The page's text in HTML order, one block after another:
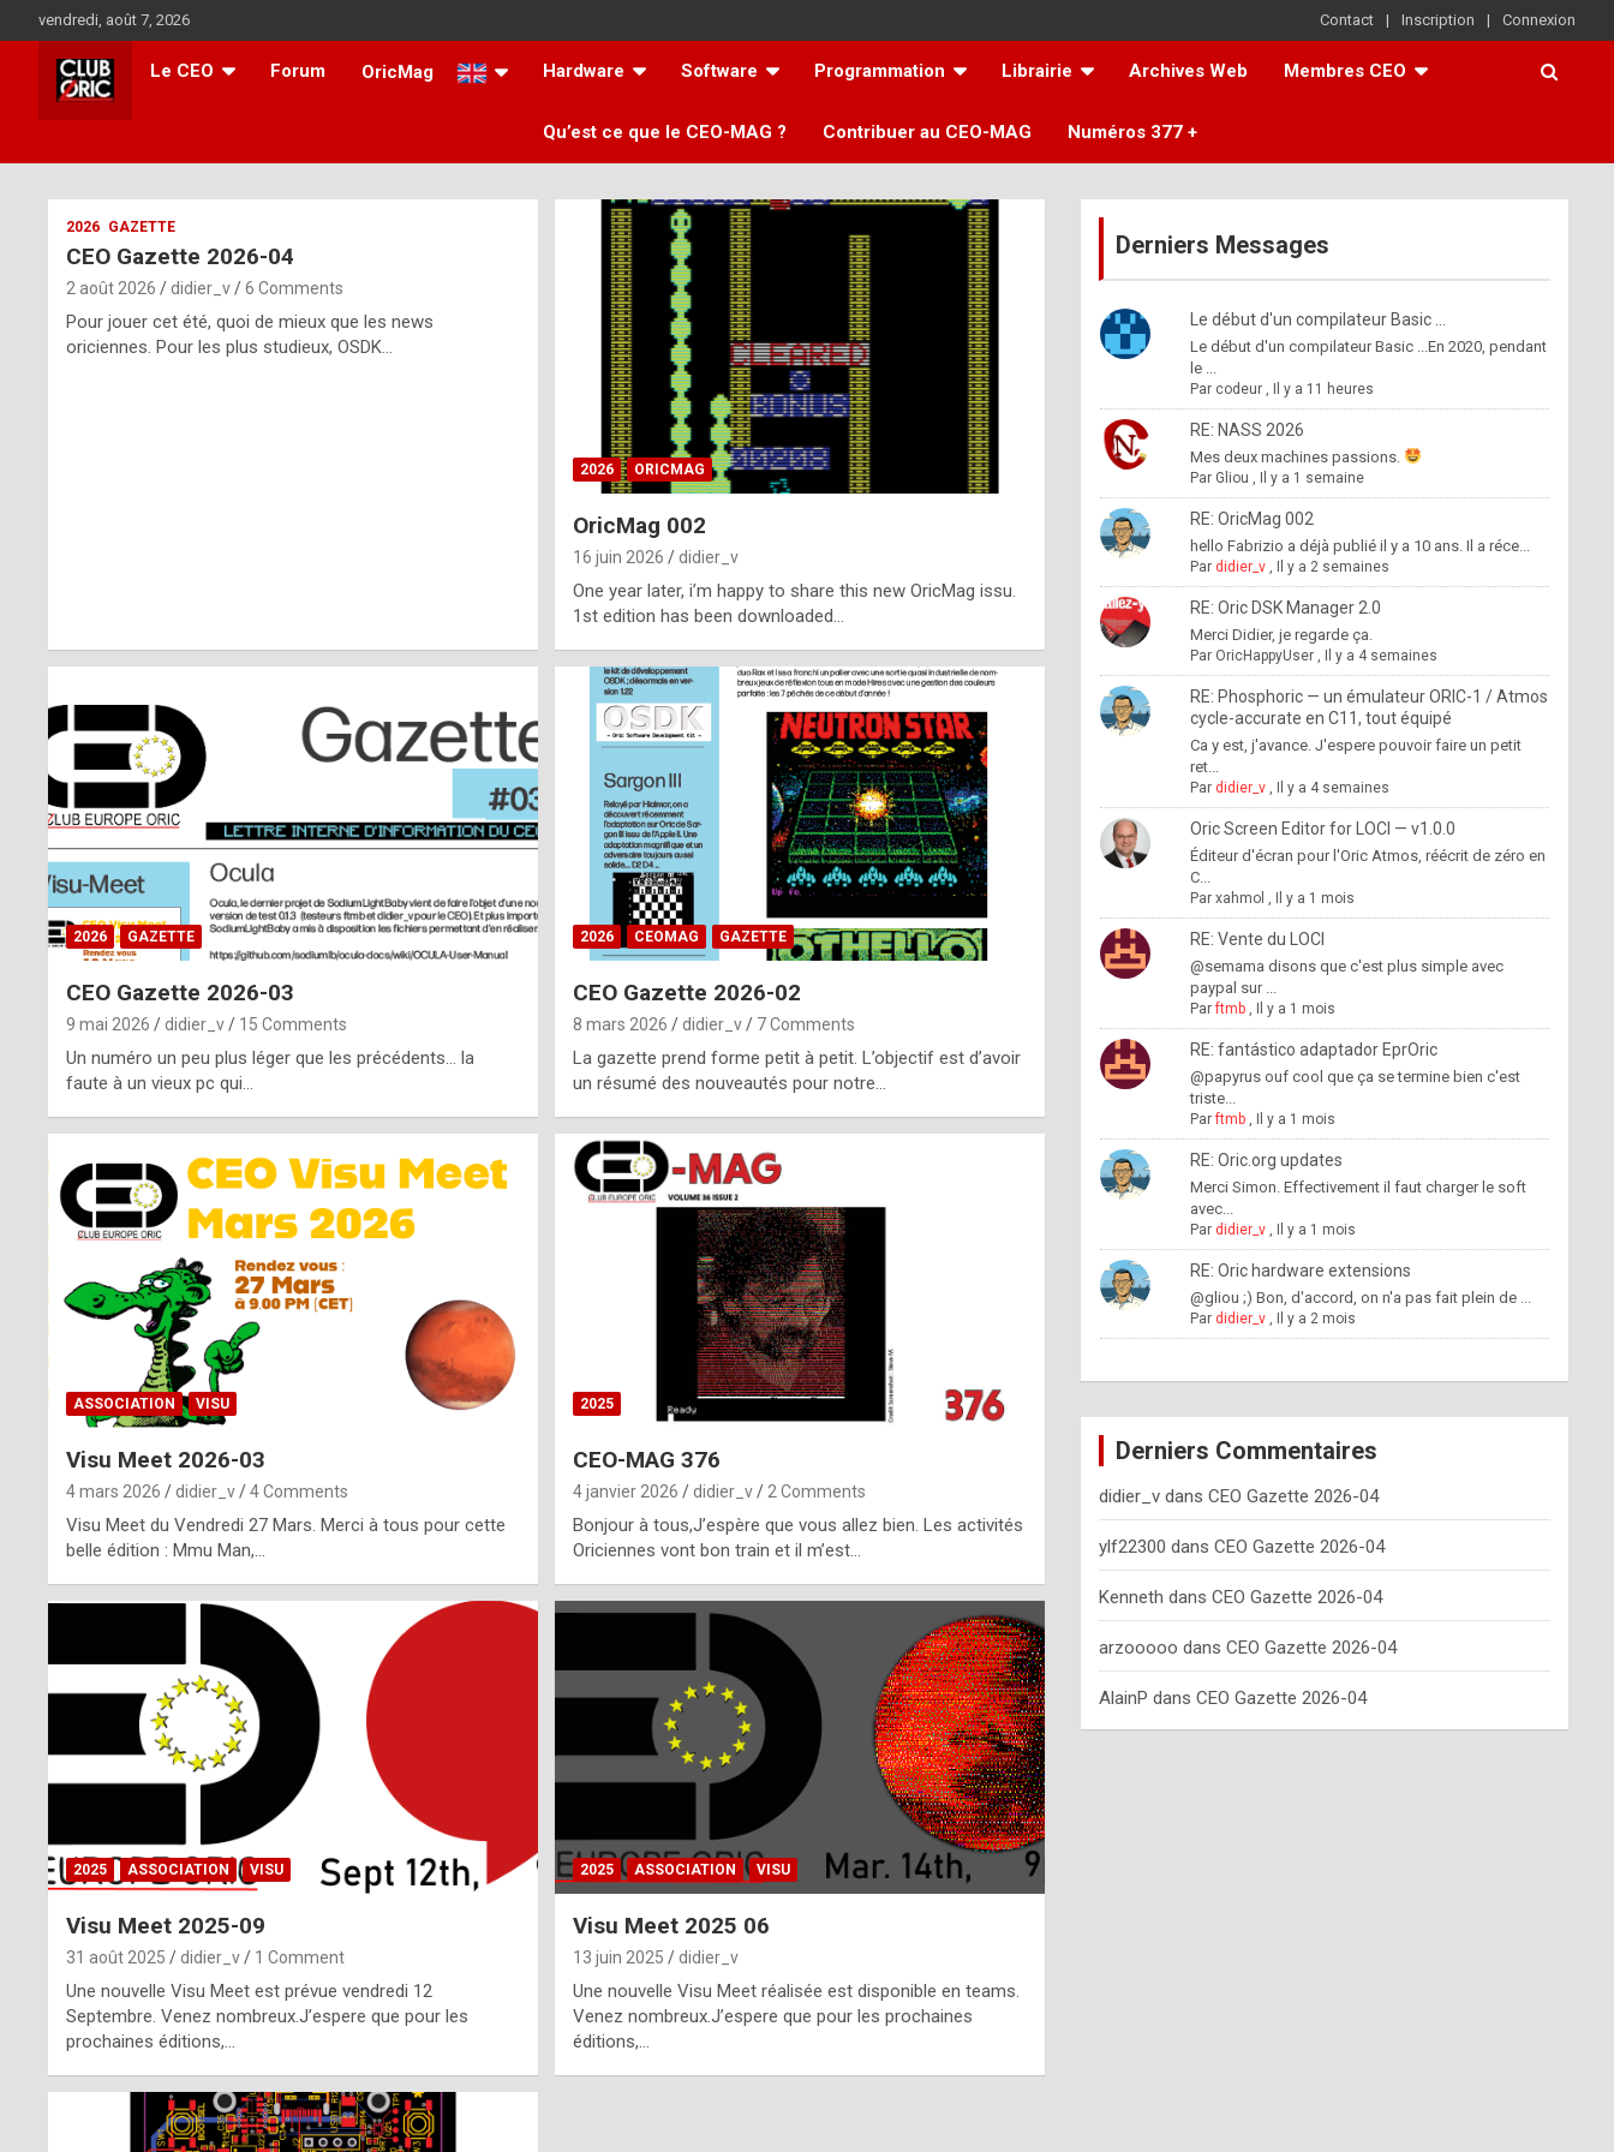
to
content
vendredi, août 7, 2026 Contact Inscription Connexion
Le CEO Forum OricMag Hardware Software Programmation Librairie Archives Web Membres CEO
Qu’est ce que le CEO-MAG ? Contribuer au CEO-MAG Numéros 377 +
ff
m
2026 GAZETTE
CEO Gazette 2026-04
2 août 2026 didier_v 6 Comments
Pour jouer cet été, quoi de mieux que les news
oriciennes. Pour les plus studieux, OSDK…
2026 ORICMAG
OricMag 002
16 juin 2026 didier_v
One year later, i’m happy to share this new OricMag issu.
1st edition has been downloaded…
2026 GAZETTE
CEO Gazette 2026-03
9 mai 2026 didier_v 15 Comments
Un numéro un peu plus léger que les précédents… la
faute à un vieux pc qui…
2026 CEOMAG GAZETTE
CEO Gazette 2026-02
8 mars 2026 didier_v 7 Comments
La gazette prend forme petit à petit. L’objectif est d’avoir
un résumé des nouveautés pour notre…
ASSOCIATION VISU
Visu Meet 2026-03
4 mars 2026 didier_v 4 Comments
Visu Meet du Vendredi 27 Mars. Merci à tous pour cette
belle édition : Mmu Man,…
2025
CEO-MAG 376
4 janvier 2026 didier_v 2 Comments
Bonjour à tous,J’espère que vous allez bien. Les activités
Oriciennes vont bon train et il m’est…
2025 ASSOCIATION VISU
Visu Meet 2025-09
31 août 2025 didier_v 1 Comment
Une nouvelle Visu Meet est prévue vendredi 12
Septembre. Venez nombreux.J’espere que pour les
prochaines éditions,…
2025 ASSOCIATION VISU
Visu Meet 2025 06
13 juin 2025 didier_v
Une nouvelle Visu Meet réalisée est disponible en teams.
Venez nombreux.J’espere que pour les prochaines
éditions,…
Derniers Messages
Le début d'un compilateur Basic ...
Le début d'un compilateur Basic ...En 2020, pendant
le ...
Par codeur, Il y a 11 heures
RE: NASS 2026
Mes deux machines passions.
Par Gliou , Il y a 1 semaine
RE: OricMag 002
hello Fabrizio a déjà publié il y a 10 ans. Il a réce...
Par didier_v, Il y a 2 semaines
RE: Oric DSK Manager 2.0
Merci Didier, je regarde ça.
Par OricHappyUser, Il y a 4 semaines
RE: Phosphoric — un émulateur ORIC-1 / Atmos
cycle-accurate en C11, tout équipé
Ca y est, j'avance. J'espere pouvoir faire un petit
ret...
Par didier_v, Il y a 4 semaines
Oric Screen Editor for LOCI — v1.0.0
Éditeur d'écran pour l'Oric Atmos, réécrit de zéro en
C...
Par xahmol , Il y a 1 mois
RE: Vente du LOCI
@semama disons que c'est plus simple avec
paypal sur ...
Parftmb, Il y a 1 mois
RE: fantástico adaptador EprOric
@papyrus ouf cool que ça se termine bien c'est
triste...
Parftmb, Il y a 1 mois
RE: Oric.org updates
Merci Simon. Effectivement il faut charger le soft
avec...
Par didier_v, Il y a 1 mois
RE: Oric hardware extensions
@gliou ;) Bon, d'accord, on n'a pas fait plein de ...
Par didier_v, Il y a 2 mois
Derniers Commentaires
didier_vdans CEO Gazette 2026-04
ylf22300 dans CEO Gazette 2026-04
Kenneth dans CEO Gazette 2026-04
arzooooo dans CEO Gazette 2026-04
AlainP dans CEO Gazette 2026-04